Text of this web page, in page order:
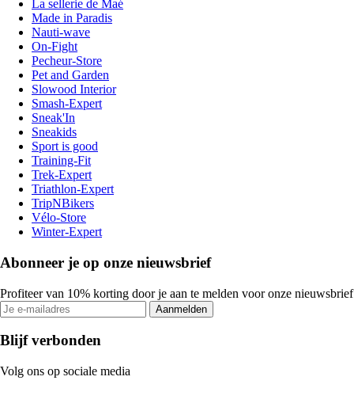
La sellerie de Maé
Made in Paradis
Nauti-wave
On-Fight
Pecheur-Store
Pet and Garden
Slowood Interior
Smash-Expert
Sneak'In
Sneakids
Sport is good
Training-Fit
Trek-Expert
Triathlon-Expert
TripNBikers
Vélo-Store
Winter-Expert
Abonneer je op onze nieuwsbrief
Profiteer van 10% korting door je aan te melden voor onze nieuwsbrief
Aanmelden
Blijf verbonden
Volg ons op sociale media